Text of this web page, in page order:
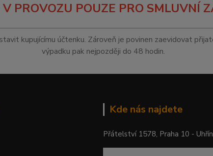
V PROVOZU POUZE PRO SMLUVNÍ
kupujícímu účtenku. Zároveň je povinen zaevidovat
výpadku pak nejpozději do 48 hodin.
Kde nás najdete
Přátelství 1578, Praha 10 -